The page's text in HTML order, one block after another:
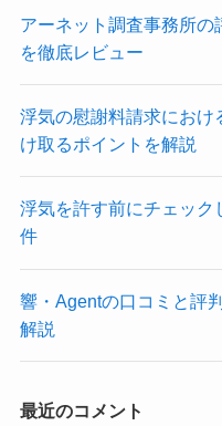
アーネット調査事務所の
を徹底レビュー
浮気の慰謝料請求におけ
け取るポイントを解説
浮気を許す前にチェック
件
響・Agentの口コミと評
解説
最近のコメント